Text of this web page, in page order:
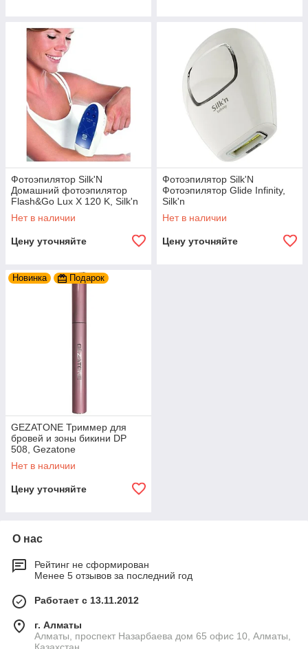
Фотоэпилятор Silk'N
Домашний фотоэпилятор
Flash&Go Lux X 120 K, Silk'n
Нет в наличии
Цену уточняйте
Фотоэпилятор Silk'N
Фотоэпилятор Glide Infinity,
Silk'n
Нет в наличии
Цену уточняйте
Новинка Подарок
GEZATONE Триммер для
бровей и зоны бикини DP
508, Gezatone
Нет в наличии
Цену уточняйте
О нас
Рейтинг не сформирован
Менее 5 отзывов за последний год
Работает с 13.11.2012
г. Алматы
Алматы, проспект Назарбаева дом 65 офис 10, Алматы,